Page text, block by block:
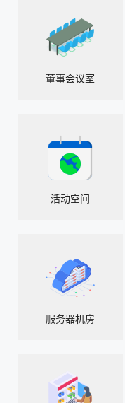
董事会议室
活动空间
服务器机房